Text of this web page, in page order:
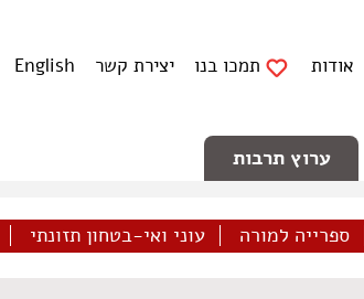
אודות תמכו בנו יצירת קשר English
ערוץ תרבות
ספרייה למורה עוני ואי-בטחון תזונתי